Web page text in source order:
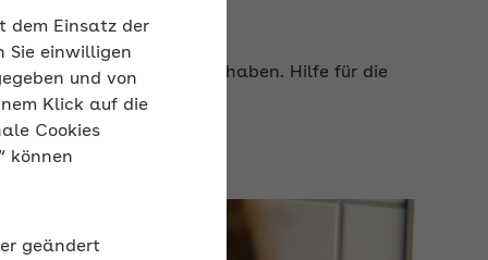
dem Einsatz der
Sie einwilligen
und von
Klick auf die
Cookies
können
geändert
das viele Ursachen haben. Hilfe für die